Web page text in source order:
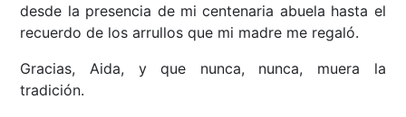
desde la presencia de mi centenaria abuela hasta el
recuerdo de los arrullos que mi madre me regaló.
Gracias, Aida, y que nunca, nunca, muera la
tradición.